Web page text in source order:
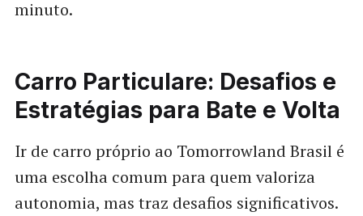
minuto.
Carro Particulare: Desafios e
Estratégias para Bate e Volta
Ir de carro próprio ao Tomorrowland Brasil é
uma escolha comum para quem valoriza
autonomia, mas traz desafios significativos.